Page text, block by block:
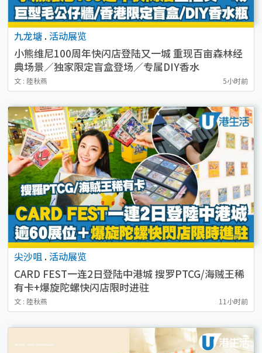
九龙塘 . 活动展览
小熊维尼100周年快闪店登陆又一城 重现百亩森林经
典场景／独家限定盲盒登场／专属DIY香水
文 : 陸秋燕 5小时前
尖沙咀 . 活动展览
CARD FEST一连2日登陆中港城 搜罗PTCG/海贼王稀
有卡+爆旋陀螺快闪店限时进驻
文 : 陸秋燕 11小时前